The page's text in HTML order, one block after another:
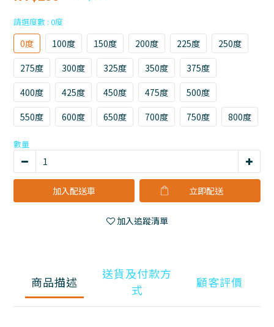
請選度數 : 0度
0度 100度 150度 200度 225度
250度
275度
300度 325度 350度
375度
400度
425度 450度 475度
500度
550度
600度 650度 700度 750度 800度
數量
加入配送車 立即購買
加入追蹤清單
商品描述
送貨及付款方
式
顧客評價